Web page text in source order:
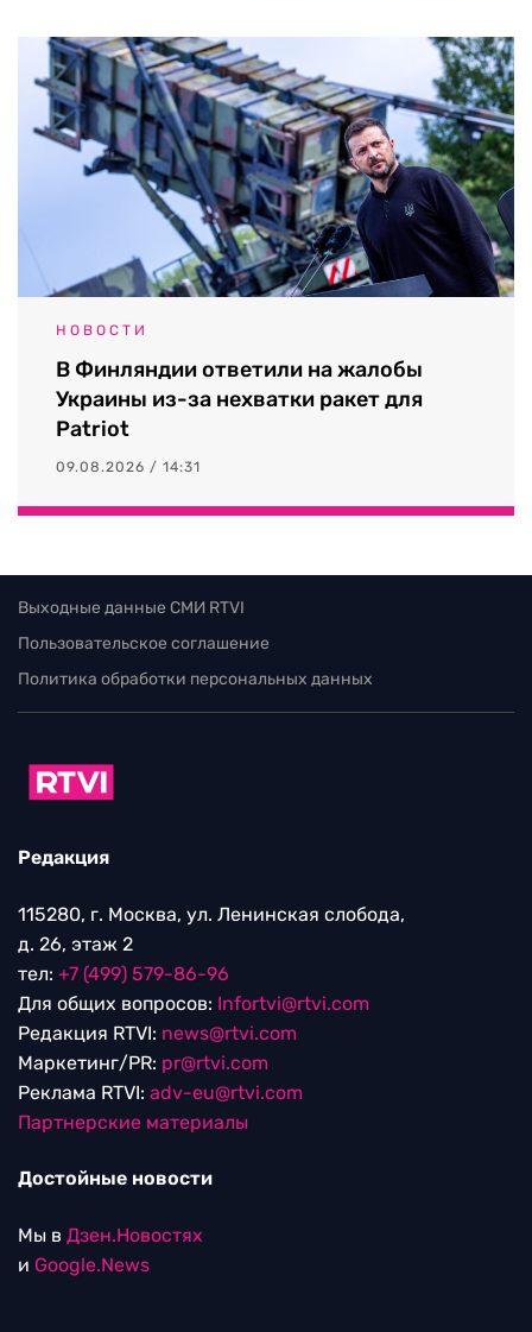
НОВОСТИ
В Финляндии ответили на жалобы
Украины из-за нехватки ракет для
Patriot
09.08.2026 / 14:31
Выходные данные СМИ RTVI
Пользовательское соглашение
Политика обработки персональных данных
Редакция
115280, г. Москва, ул. Ленинская слобода,
д. 26, этаж 2
тел: +7 (499) 579-86-96
Для общих вопросов: Infortvi@rtvi.com
Редакция RTVI: news@rtvi.com
Маркетинг/PR: pr@rtvi.com
Реклама RTVI: adv-eu@rtvi.com
Партнерские материалы
Достойные новости
Мы в Дзен.Новостях
и Google.News